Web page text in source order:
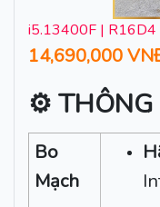
i5.13400F |
14,690,000
⚙ THÔNG
Bo
Mạch